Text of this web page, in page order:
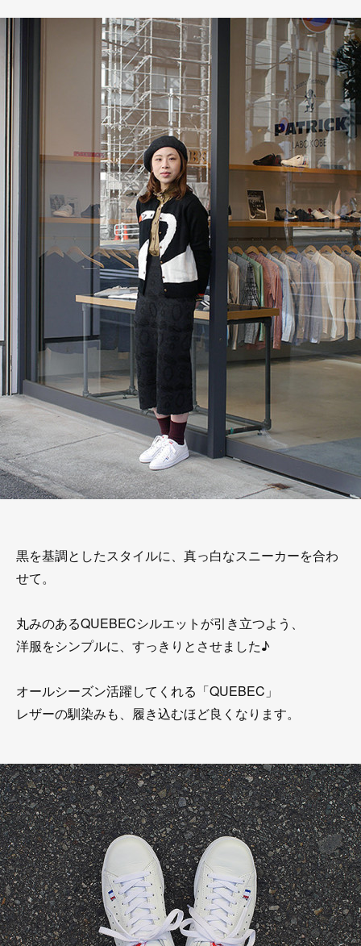
黒を基調としたスタイルに、真っ白なスニーカーを合わ
せて。
丸みのあるQUEBECシルエットが引き立つよう、
洋服をシンプルに、すっきりとさせました♪
オールシーズン活躍してくれる「QUEBEC」
レザーの馴染みも、履き込むほど良くなります。